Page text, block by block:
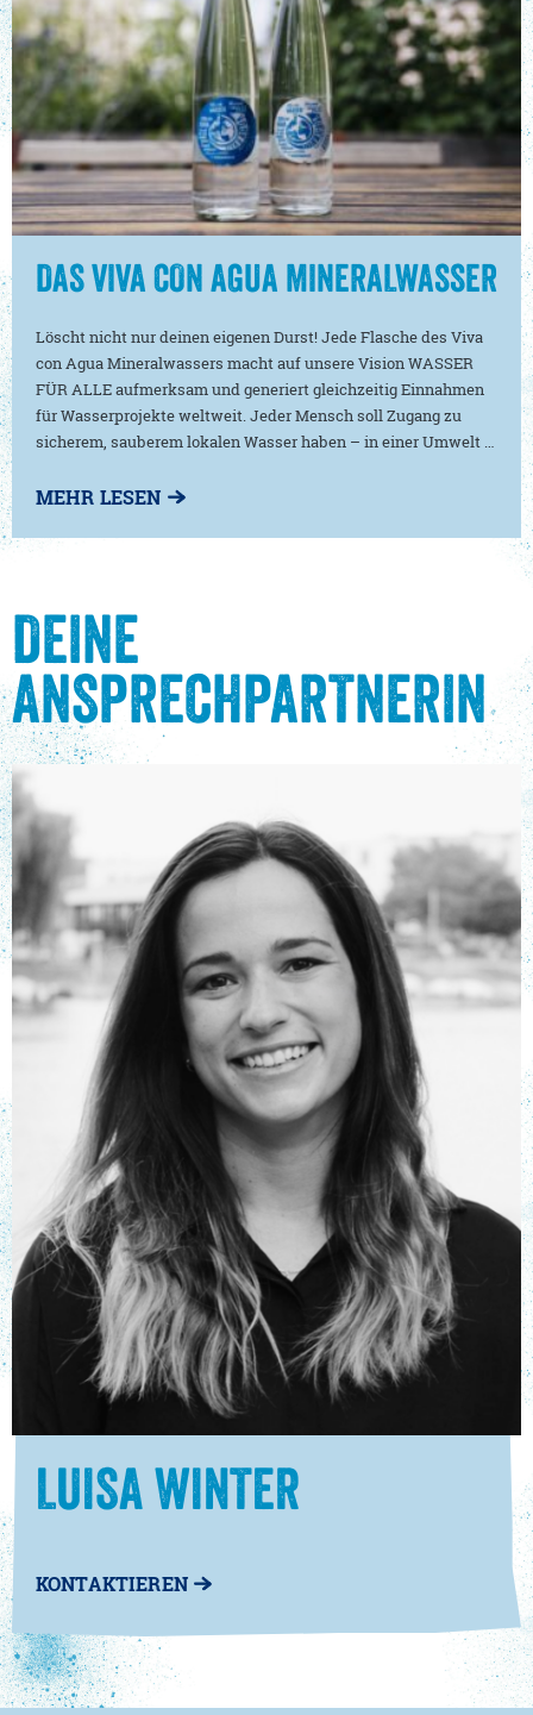
DAS VIVA CON AGUA MINERALWASSER
Löscht nicht nur deinen eigenen Durst! Jede Flasche des Viva
con Agua Mineralwassers macht auf unsere Vision WASSER
FÜR ALLE aufmerksam und generiert gleichzeitig Einnahmen
für Wasserprojekte weltweit. Jeder Mensch soll Zugang zu
sicherem, sauberem lokalen Wasser haben – in einer Umwelt …
MEHR LESEN
DEINE
ANSPRECHPARTNERIN
LUISA WINTER
KONTAKTIEREN